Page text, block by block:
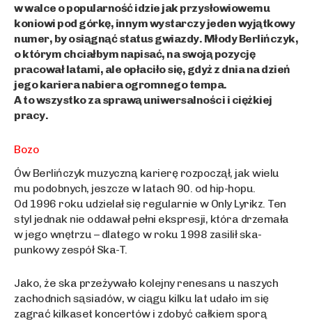
w walce o popularność idzie jak przysłowiowemu
koniowi pod górkę, innym wystarczy jeden wyjątkowy
numer, by osiągnąć status gwiazdy. Młody Berlińczyk,
o którym chciałbym napisać, na swoją pozycję
pracował latami, ale opłaciło się, gdyż z dnia na dzień
jego kariera nabiera ogromnego tempa.
A to wszystko za sprawą uniwersalności i ciężkiej
pracy.
Bozo
Ów Berlińczyk muzyczną karierę rozpoczął, jak wielu
mu podobnych, jeszcze w latach 90. od hip-hopu.
Od 1996 roku udzielał się regularnie w Only Lyrikz. Ten
styl jednak nie oddawał pełni ekspresji, która drzemała
w jego wnętrzu – dlatego w roku 1998 zasilił ska-
punkowy zespół Ska-T.
Jako, że ska przeżywało kolejny renesans u naszych
zachodnich sąsiadów, w ciągu kilku lat udało im się
zagrać kilkaset koncertów i zdobyć całkiem sporą